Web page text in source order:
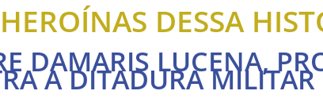
HEROÍNAS DESSA
DAMARIS LUCENA,
A DITADURA MILITAR